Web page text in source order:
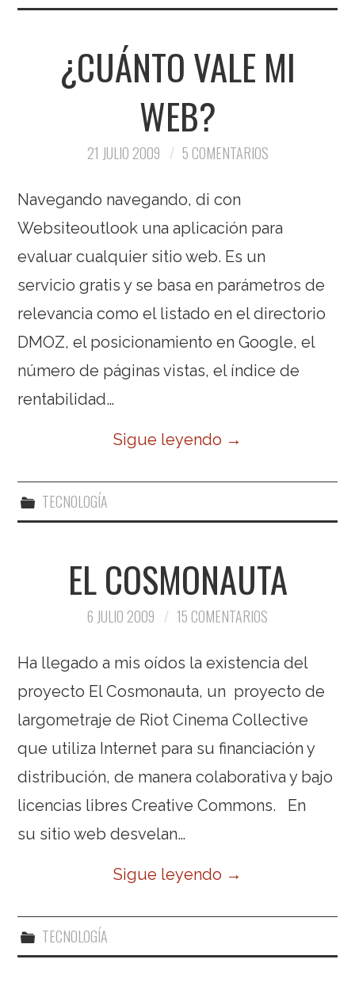
¿CUÁNTO VALE MI
WEB?
21 JULIO 2009 5 COMENTARIOS
Navegando navegando, di con
Websiteoutlook una aplicación para
evaluar cualquier sitio web. Es un
servicio gratis y se basa en parámetros de
relevancia como el listado en el directorio
DMOZ, el posicionamiento en Google, el
número de páginas vistas, el índice de
rentabilidad…
Sigue leyendo →
TECNOLOGÍA
EL COSMONAUTA
6 JULIO 2009 15 COMENTARIOS
Ha llegado a mis oídos la existencia del
proyecto El Cosmonauta, un proyecto de
largometraje de Riot Cinema Collective
que utiliza Internet para su financiación y
distribución, de manera colaborativa y bajo
licencias libres Creative Commons. En
su sitio web desvelan…
Sigue leyendo →
TECNOLOGÍA